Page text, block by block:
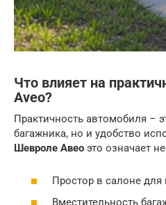
Что влияет на
Aveo?
Практичность автомобиля –
багажника, но и удобство
Шевроле Авео это означает
Простор в салоне для
Вместительность